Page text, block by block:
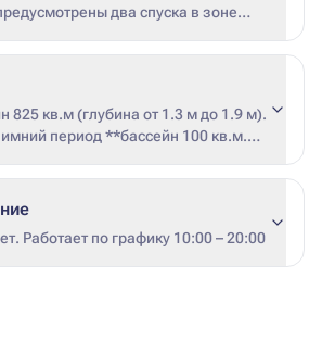
два спуска в зоне
825 кв.м (глубина от 1.3 м до 1.9 м).
период **бассейн 100 кв.м.
не фиксирована (зависит от
загрузки отеля)
Работает по графику 10:00 – 20:00